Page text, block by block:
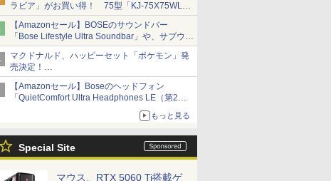
ラビア」がお買い得！ 75型「KJ-75X75WL」
などラインナップ
【Amazonセール】BOSEのサウンドバー
「Bose Lifestyle Ultra Soundbar」や、サブウー
ファー「Bose Lifestyle Ultra Subwoofer」など
お買い得！
マクドナルド、ハッピーセット「ポケモン」発
売決定！
ポケモン30周年記念で30匹が大集合
【Amazonセール】Boseのヘッドフォン
「QuietComfort Ultra Headphones LE（第2世
イマーシブオーディオで臨場感ある音楽体験が
もっと見る
Special Site
マウス、RTX 5060 Ti搭載ゲ